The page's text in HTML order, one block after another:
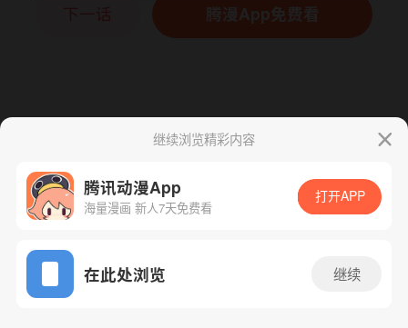
App免费看
腾漫App免费看
继续浏览精彩内容
腾讯动漫App
海量漫画 新人7天免费看
打开APP
在此处浏览 继续